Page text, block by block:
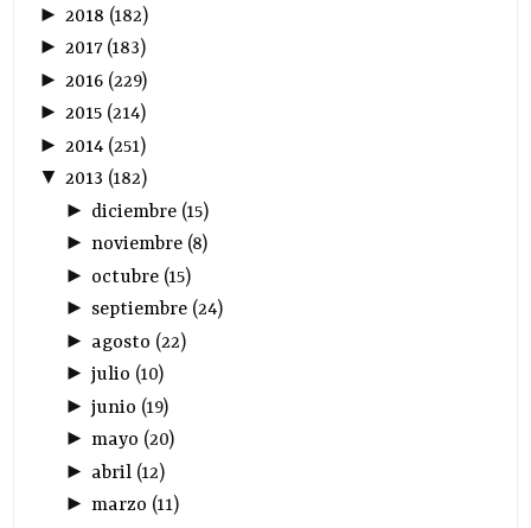
► 2018 (182)
►2017(183)
► 2016 (229)
►2015 (214)
► 2014 (251)
▼2013 (182)
► diciembre(15)
► noviembre(8)
► octubre(15)
► septiembre(24)
► agosto (22)
► julio (10)
► junio (19)
► mayo (20)
► abril(12)
► marzo (11)